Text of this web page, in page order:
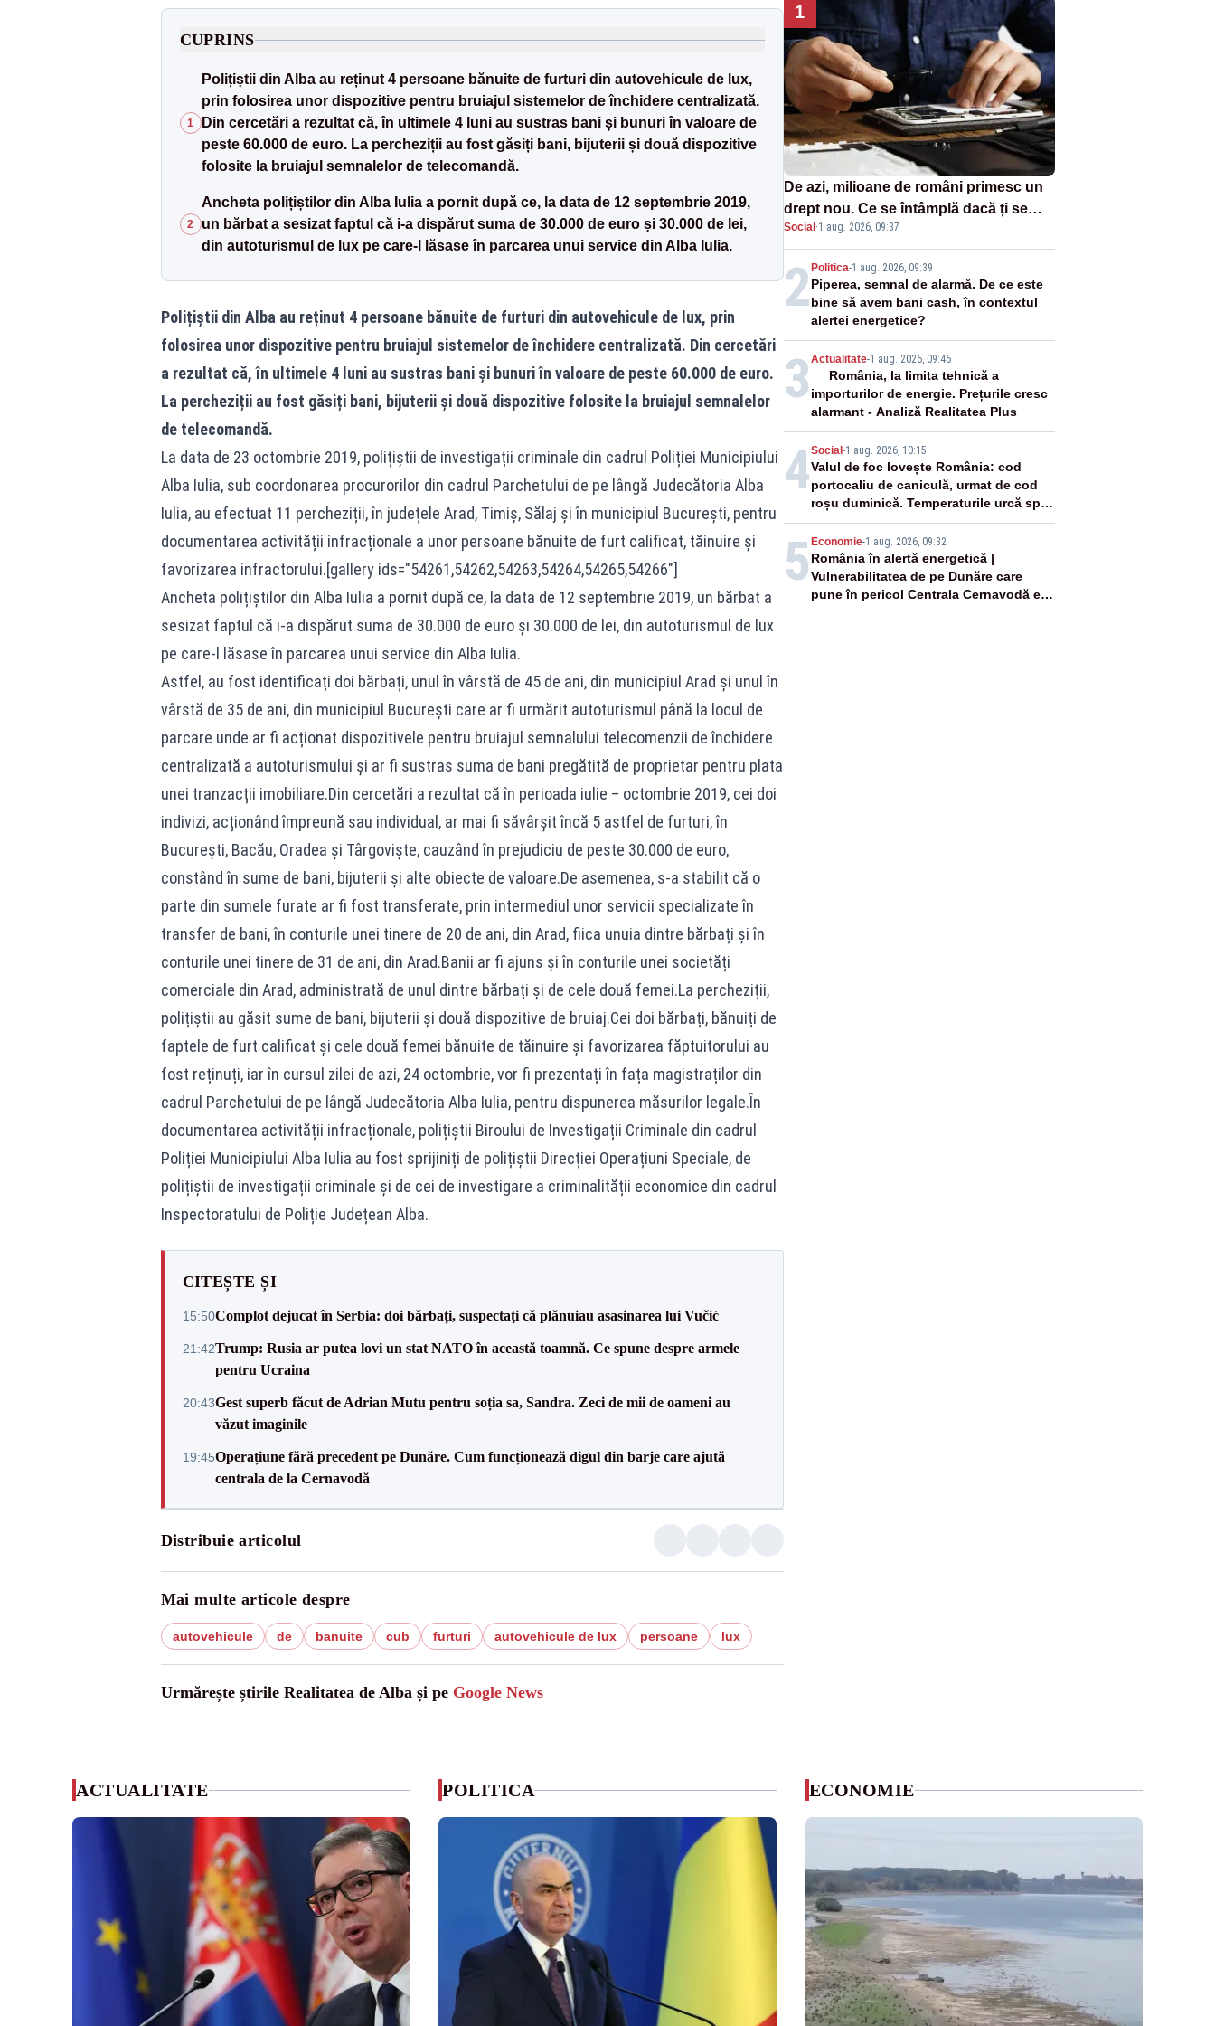
CUPRINS
1
Polițiștii din Alba au reținut 4 persoane bănuite de furturi din autovehicule de lux,
prin folosirea unor dispozitive pentru bruiajul sistemelor de închidere centralizată.
Din cercetări a rezultat că, în ultimele 4 luni au sustras bani și bunuri în valoare de
peste 60.000 de euro. La percheziții au fost găsiți bani, bijuterii și două dispozitive
folosite la bruiajul semnalelor de telecomandă.
2
Ancheta polițiștilor din Alba Iulia a pornit după ce, la data de 12 septembrie 2019,
un bărbat a sesizat faptul că i-a dispărut suma de 30.000 de euro și 30.000 de lei,
din autoturismul de lux pe care-l lăsase în parcarea unui service din Alba Iulia.
Polițiștii din Alba au reținut 4 persoane bănuite de furturi din autovehicule de lux, prin
folosirea unor dispozitive pentru bruiajul sistemelor de închidere centralizată. Din cercetări
a rezultat că, în ultimele 4 luni au sustras bani și bunuri în valoare de peste 60.000 de euro.
La percheziții au fost găsiți bani, bijuterii și două dispozitive folosite la bruiajul semnalelor
de telecomandă.
La data de 23 octombrie 2019, polițiștii de investigații criminale din cadrul Poliției Municipiului
Alba Iulia, sub coordonarea procurorilor din cadrul Parchetului de pe lângă Judecătoria Alba
Iulia, au efectuat 11 percheziții, în județele Arad, Timiș, Sălaj și în municipiul București, pentru
documentarea activității infracționale a unor persoane bănuite de furt calificat, tăinuire și
favorizarea infractorului.[gallery ids="54261,54262,54263,54264,54265,54266"]
Ancheta polițiștilor din Alba Iulia a pornit după ce, la data de 12 septembrie 2019, un bărbat a
sesizat faptul că i-a dispărut suma de 30.000 de euro și 30.000 de lei, din autoturismul de lux
pe care-l lăsase în parcarea unui service din Alba Iulia.
Astfel, au fost identificați doi bărbați, unul în vârstă de 45 de ani, din municipiul Arad și unul în
vârstă de 35 de ani, din municipiul București care ar fi urmărit autoturismul până la locul de
parcare unde ar fi acționat dispozitivele pentru bruiajul semnalului telecomenzii de închidere
centralizată a autoturismului și ar fi sustras suma de bani pregătită de proprietar pentru plata
unei tranzacții imobiliare.Din cercetări a rezultat că în perioada iulie – octombrie 2019, cei doi
indivizi, acționând împreună sau individual, ar mai fi săvârșit încă 5 astfel de furturi, în
București, Bacău, Oradea și Târgoviște, cauzând în prejudiciu de peste 30.000 de euro,
constând în sume de bani, bijuterii și alte obiecte de valoare.De asemenea, s-a stabilit că o
parte din sumele furate ar fi fost transferate, prin intermediul unor servicii specializate în
transfer de bani, în conturile unei tinere de 20 de ani, din Arad, fiica unuia dintre bărbați și în
conturile unei tinere de 31 de ani, din Arad.Banii ar fi ajuns și în conturile unei societăți
comerciale din Arad, administrată de unul dintre bărbați și de cele două femei.La percheziții,
polițiștii au găsit sume de bani, bijuterii și două dispozitive de bruiaj.Cei doi bărbați, bănuiți de
faptele de furt calificat și cele două femei bănuite de tăinuire și favorizarea făptuitorului au
fost reținuți, iar în cursul zilei de azi, 24 octombrie, vor fi prezentați în fața magistraților din
cadrul Parchetului de pe lângă Judecătoria Alba Iulia, pentru dispunerea măsurilor legale.În
documentarea activității infracționale, polițiștii Biroului de Investigații Criminale din cadrul
Poliției Municipiului Alba Iulia au fost sprijiniți de polițiștii Direcției Operațiuni Speciale, de
polițiștii de investigații criminale și de cei de investigare a criminalității economice din cadrul
Inspectoratului de Poliție Județean Alba.
CITEȘTE ȘI
15:50Complot dejucat în Serbia: doi bărbați, suspectați că plănuiau asasinarea lui Vučić
21:42Trump: Rusia ar putea lovi un stat NATO în această toamnă. Ce spune despre armele
pentru Ucraina
20:43Gest superb făcut de Adrian Mutu pentru soția sa, Sandra. Zeci de mii de oameni au
văzut imaginile
19:45Operațiune fără precedent pe Dunăre. Cum funcționează digul din barje care ajută
centrala de la Cernavodă
Distribuie articolul
Mai multe articole despre
autovehicule de banuite cub furturi autovehicule de lux persoane lux
Urmărește știrile Realitatea de Alba și pe Google News
1
De azi, milioane de români primesc un
drept nou. Ce se întâmplă dacă ți se
strică un produs
Social ·1 aug. 2026, 09:37
2 Politica-1 aug. 2026, 09:39
Piperea, semnal de alarmă. De ce este
bine să avem bani cash, în contextul
alertei energetice?
3 Actualitate-1 aug. 2026, 09:46
România, la limita tehnică a
importurilor de energie. Prețurile cresc
alarmant - Analiză Realitatea Plus
4Social -1 aug. 2026, 10:15
Valul de foc lovește România: cod
portocaliu de caniculă, urmat de cod
roșu duminică. Temperaturile urcă spre
40°C
5 Economie-1 aug. 2026, 09:32
România în alertă energetică |
Vulnerabilitatea de pe Dunăre care
pune în pericol Centrala Cernavodă era
ACTUALITATE POLITICA ECONOMIE